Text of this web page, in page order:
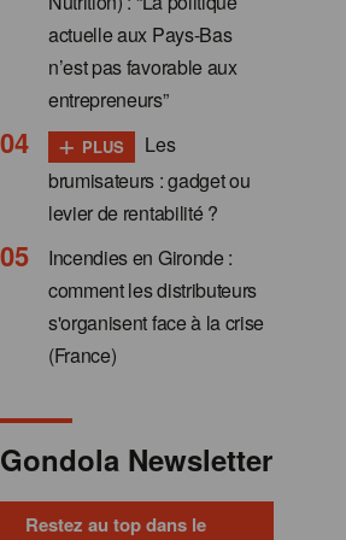
actuelle aux Pays-Bas
n’est pas favorable aux
entrepreneurs”
+ PLUS
Les
brumisateurs : gadget ou
levier de rentabilité ?
Incendies en Gironde :
comment les distributeurs
s'organisent face à la crise
(France)
Gondola Newsletter
Restez au top dans le